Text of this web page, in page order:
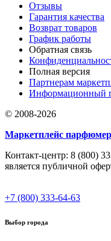
Отзывы
Гарантия качества
Возврат товаров
График работы
Обратная связь
Полная версия
Партнерам
Информационный
© 2008-2026
Маркетплейс
Контакт-центр: 8 (800)
является публичной
+7 (800) 333-64-63
Выбор города